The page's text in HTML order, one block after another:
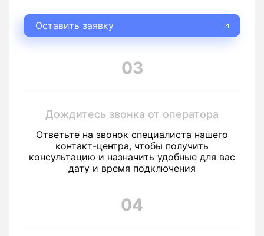
Оставить заявку
03
Дождитесь звонка от оператора
Ответьте на звонок специалиста нашего
контакт-центра, чтобы получить
консультацию и назначить удобные для вас
дату и время подключения
04